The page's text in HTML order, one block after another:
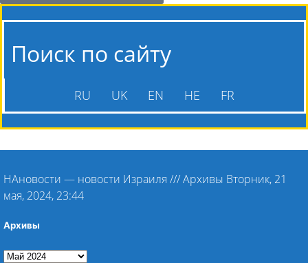
Поиск по сайту
RU UK EN HE FR
НАновости — новости Израиля ///Архивы Вторник, 21
мая, 2024, 23:44
Архивы